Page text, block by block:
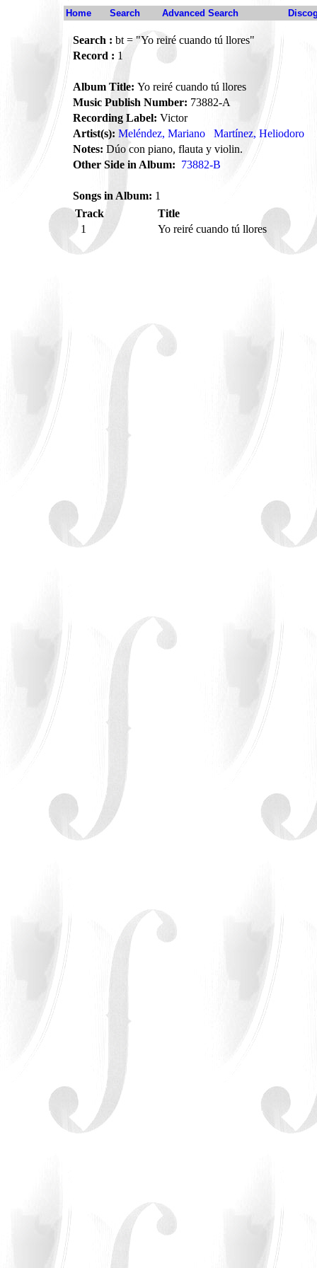
Home Search Advanced Search
Search : bt = "Yo reiré cuando tú llores"
Record : 1
Album Title: Yo reiré cuando tú llores
Music Publish Number: 73882-A
Recording Label: Victor
Artist(s): Meléndez, Mariano
Martínez, Heliodoro
Notes: Dúo con piano, flauta y violin.
Other Side in Album: 73882-B
Songs in Album: 1
Track
Title
1
Yo reiré cuando tú llores